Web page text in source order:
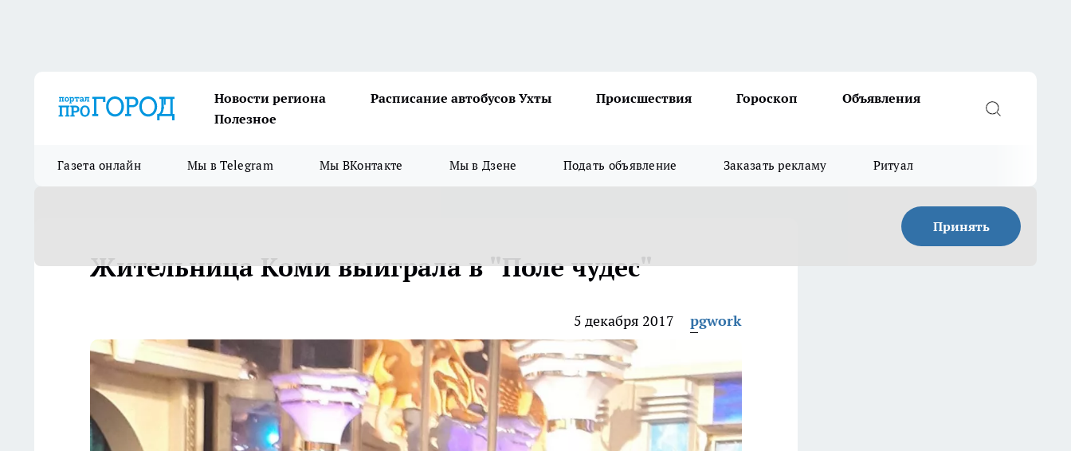
Новости региона Расписание автобусов Ухты Происшествия Гороскоп
Объявления
Полезное
Газета онлайн Мы в Telegram Мы ВКонтакте Мы в Дзене Подать объявление Заказать рекламу Ритуал
Принять
Жительница Коми выиграла в "Поле чудес"
5 декабря 2017 pgwork